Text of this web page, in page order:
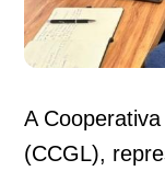
A
(CCGL),